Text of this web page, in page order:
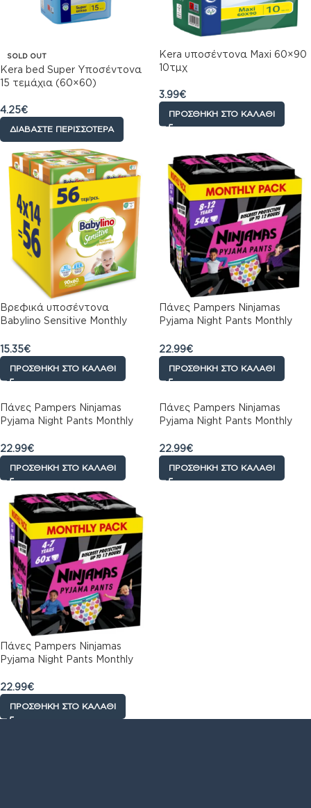
SOLD OUT
Kera bed Super Υποσέντονα
15 τεμάχια (60×60)
4.25€
ΔΙΑΒΆΣΤΕ ΠΕΡΙΣΣΌΤΕΡΑ
Kera υποσέντονα Maxi 60×90
10τμχ
3.99€
ΠΡΟΣΘΉΚΗ ΣΤΟ ΚΑΛΆΘΙ
Βρεφικά υποσέντονα
Babylino Sensitive Monthly
15.35€
ΠΡΟΣΘΉΚΗ ΣΤΟ ΚΑΛΆΘΙ
Πάνες Pampers Ninjamas
Pyjama Night Pants Monthly
ετών (27-43kg)
22.99€
ΠΡΟΣΘΉΚΗ ΣΤΟ ΚΑΛΆΘΙ
Πάνες Pampers Ninjamas
Pyjama Night Pants Monthly
ετών (27-43kg)
22.99€
ΠΡΟΣΘΉΚΗ ΣΤΟ ΚΑΛΆΘΙ
Πάνες Pampers Ninjamas
Pyjama Night Pants Monthly
ετών (17-30kg)
22.99€
ΠΡΟΣΘΉΚΗ ΣΤΟ ΚΑΛΆΘΙ
Πάνες Pampers Ninjamas
Pyjama Night Pants Monthly
ετών (17-30kg)
22.99€
ΠΡΟΣΘΉΚΗ ΣΤΟ ΚΑΛΆΘΙ